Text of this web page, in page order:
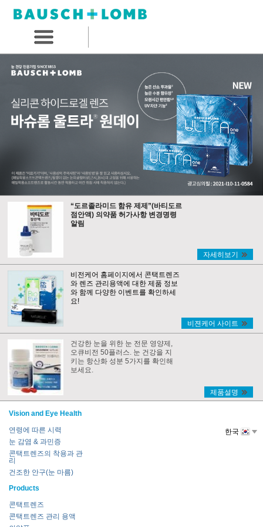
“도르졸라미드 함유 제제”(바티도르
점안액) 의약품 허가사항 변경명령
알림
자세히보기
비전케어 홈페이지에서 콘택트렌즈
와 렌즈 관리용액에 대한 제품 정보
와 함께 다양한 이벤트를 확인하세
요!
비젼케어 사이트
건강한 눈을 위한 눈 전문 영양제,
오큐비전 50플러스. 눈 건강을 지
키는 항산화 성분 5가지를 확인해
보세요.
제품설명
Vision and Eye Health
연령에 따른 시력
눈 감염 & 과민증
콘택트렌즈의 착용과 관
리
건조한 안구(눈 마름)
Products
콘택트렌즈
콘택트렌즈 관리 용액
한국